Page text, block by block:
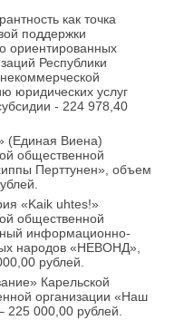
как точка
поддержки
ориентированных
Республики
юридических услуг
- 224 978,40
(Единая Виена)
общественной
Перттунен», объем
«Kaik uhtes!»
общественной
информационно-
народов «НЕВОНД»,
рублей.
Карельской
организации «Наш
225 000,00 рублей.